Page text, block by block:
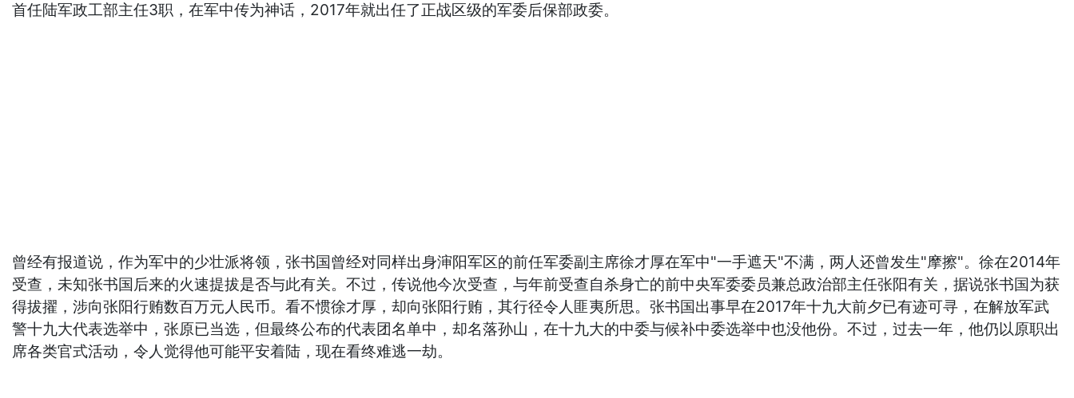
首任陆军政工部主任3职，在军中传为神话，2017年就出任了正战区级的军委后保部政委。
曾经有报道说，作为军中的少壮派将领，张书国曾经对同样出身渖阳军区的前任军委副主席徐才厚在军中"一手遮天"不满，两人还曾发生"摩擦"。徐在2014年
受查，未知张书国后来的火速提拔是否与此有关。不过，传说他今次受查，与年前受查自杀身亡的前中央军委委员兼总政治部主任张阳有关，据说张书国为获
得拔擢，涉向张阳行贿数百万元人民币。看不惯徐才厚，却向张阳行贿，其行径令人匪夷所思。张书国出事早在2017年十九大前夕已有迹可寻，在解放军武
警十九大代表选举中，张原已当选，但最终公布的代表团名单中，却名落孙山，在十九大的中委与候补中委选举中也没他份。不过，过去一年，他仍以原职出
席各类官式活动，令人觉得他可能平安着陆，现在看终难逃一劫。